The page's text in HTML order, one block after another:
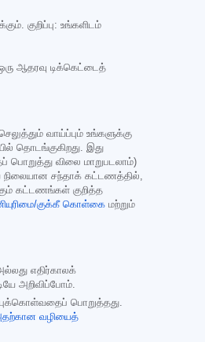
குறிப்பு: உங்களிடம்
ஆதரவு டிக்கெட்டைத்
வாய்ப்பும் உங்களுக்கு
தொடங்குகிறது. இது
விலை மாறுபடலாம்)
நிலையான சந்தாக் கட்டணத்தில்,
கட்டணங்கள் குறித்த
குக்கீ கொள்கை மற்றும்
எதிர்காலக்
அறிவிப்போம்.
பொறுத்தது.
வழியைத்